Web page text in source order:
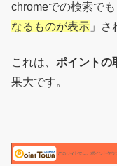
chromeでの検索でも
なるものが表示 」さ
これは、 ポイントの
果大です。